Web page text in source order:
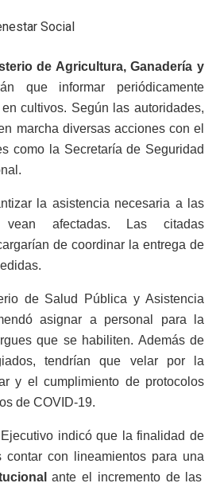
Social
de Agricultura, Ganadería y
que informar periódicamente
cultivos. Según las autoridades,
marcha diversas acciones con el
como la Secretaría de Seguridad
la asistencia necesaria a las
afectadas. Las citadas
de coordinar la entrega de
de Salud Pública y Asistencia
asignar a personal para la
que se habiliten. Además de
tendrían que velar por la
y el cumplimiento de protocolos
de COVID-19.
indicó que la finalidad de
contar con lineamientos para una
ante el incremento de las